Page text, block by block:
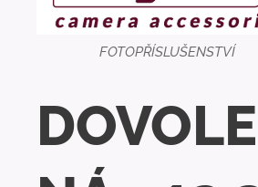
FOTOPŘÍSLUŠENSTVÍ
DOVOLE